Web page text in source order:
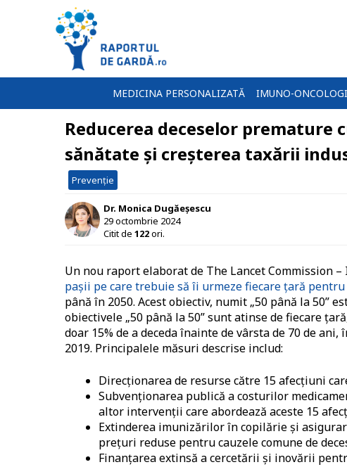
MEDICINA PERSONALIZATĂ IMUNO-
Reducerea deceselor premature
sănătate și creșterea taxării
Prevenție
Dr. Monica Dugăeșescu
29 octombrie 2024
Citit de 122ori.
Un nou raport elaborat de The Lancet Commission
pașii pe care trebuie să îi urmeze fiecare țară
până în 2050. Acest obiectiv, numit „50 până la
obiectivele „50 până la 50” sunt atinse de fiecare
doar 15% de a deceda înainte de vârsta de 70 de
2019. Principalele măsuri descrise includ:
Direcţionarea de resurse către 15 afecţiuni
Subvenționarea publică a costurilor
altor intervenții care abordează aceste 15
Extinderea imunizărilor în copilărie şi
prețuri reduse pentru cauzele comune de
Finanțarea extinsă a cercetării și inovării